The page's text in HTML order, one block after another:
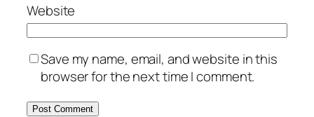
Website
Save my name, email, and website in this
browser for the next time I comment.